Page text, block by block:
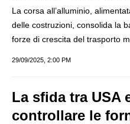
La corsa all’alluminio,
delle costruzioni, consolida la
forze di crescita del trasporto
29/09/2025, 2:00 PM
La sfida tra USA
controllare le